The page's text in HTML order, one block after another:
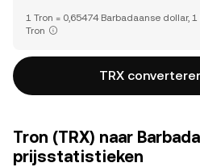
1 Tron = 0,65474 Barbadaanse dollar,
Tron
TRX
Tron (TRX) naar
prijsstatistieken